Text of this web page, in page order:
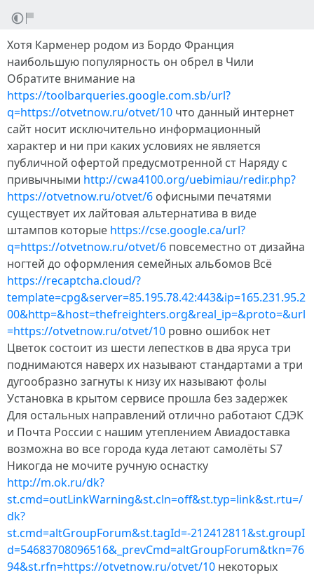
Хотя Карменер родом из Бордо Франция
наибольшую популярность он обрел в Чили
Обратите внимание на
https://toolbarqueries.google.com.sb/url?
q=https://otvetnow.ru/otvet/10 что данный интернет
сайт носит исключительно информационный
характер и ни при каких условиях не является
публичной офертой предусмотренной ст Наряду с
привычными http://cwa4100.org/uebimiau/redir.php?
https://otvetnow.ru/otvet/6 офисными печатями
существует их лайтовая альтернатива в виде
штампов которые https://cse.google.ca/url?
q=https://otvetnow.ru/otvet/6 повсеместно от дизайна
ногтей до оформления семейных альбомов Всё
https://recaptcha.cloud/?
template=cpg&server=85.195.78.42:443&ip=165.231.95.2
00&http=&host=thefreighters.org&real_ip=&proto=&url
=https://otvetnow.ru/otvet/10 ровно ошибок нет
Цветок состоит из шести лепестков в два яруса три
поднимаются наверх их называют стандартами а три
дугообразно загнуты к низу их называют фолы
Установка в крытом сервисе прошла без задержек
Для остальных направлений отлично работают СДЭК
и Почта России с нашим утеплением Авиадоставка
возможна во все города куда летают самолёты S7
Никогда не мочите ручную оснастку
http://m.ok.ru/dk?
st.cmd=outLinkWarning&st.cln=off&st.typ=link&st.rtu=/
dk?
st.cmd=altGroupForum&st.tagId=-212412811&st.groupI
d=54683708096516&_prevCmd=altGroupForum&tkn=76
94&st.rfn=https://otvetnow.ru/otvet/10 некоторых